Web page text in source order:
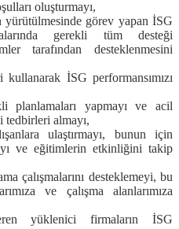
oluşturmayı,
görev yapan İSG
gerekli tüm desteği
tarafından desteklenmesini
İSG performansımızı
planlamaları yapmayı ve acil
tedbirleri almayı,
ulaştırmayı, bunun için
ve eğitimlerin etkinliğini takip
çalışmalarını desteklemeyi, bu
ve çalışma alanlarımıza
yüklenici firmaların İSG